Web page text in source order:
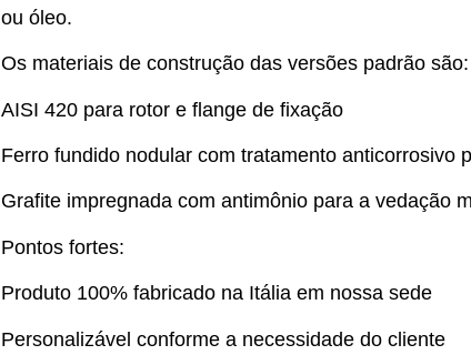
ou óleo.
Os materiais de construção das versões padrão são:
AISI 420 para rotor e flange de fixação
Ferro fundido nodular com tratamento anticorrosivo
Grafite impregnada com antimônio para a vedação
Pontos fortes:
Produto 100% fabricado na Itália em nossa sede
Personalizável conforme a necessidade do cliente